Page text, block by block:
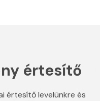
értesítő
értesítő levelünkre és